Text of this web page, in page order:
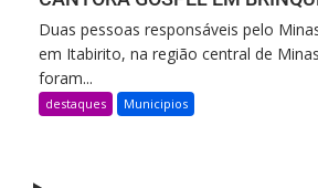
Duas pessoas responsáveis pelo
em Itabirito, na região central de
foram...
destaques Municipios